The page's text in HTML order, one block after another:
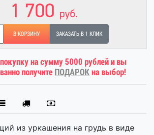
1 700 руб.
В КОРЗИНУ ЗАКАЗАТЬ В 1 КЛИК
на сумму 5000 рублей и вы
получите ПОДАРОК на выбор!
из уркашения на грудь в виде